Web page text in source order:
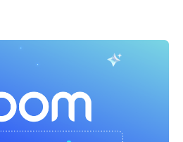
的 Zoom 最新创新